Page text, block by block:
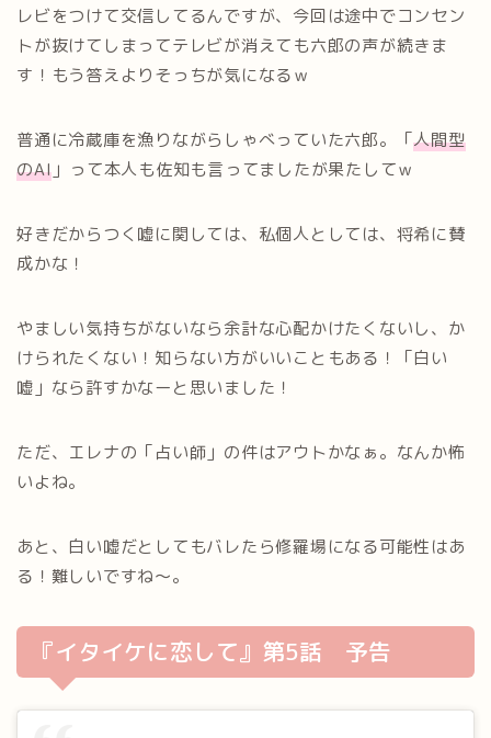
レビをつけて交信してるんですが、今回は途中でコンセン
トが抜けてしまってテレビが消えても六郎の声が続きま
す！もう答えよりそっちが気になるｗ
普通に冷蔵庫を漁りながらしゃべっていた六郎。「人間型
のAI 」って本人も佐知も言ってましたが果たしてｗ
好きだからつく嘘に関しては、私個人としては、将希に賛
成かな！
やましい気持ちがないなら余計な心配かけたくないし、か
けられたくない！知らない方がいいこともある！「白い
嘘」なら許すかなーと思いました！
ただ、エレナの「占い師」の件はアウトかなぁ。なんか怖
いよね。
あと、白い嘘だとしてもバレたら修羅場になる可能性はあ
る！難しいですね～。
『イタイケに恋して』第5話 予告